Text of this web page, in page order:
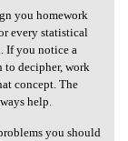
you homework
every statistical
If you notice a
to decipher, work
concept. The
help.
you should